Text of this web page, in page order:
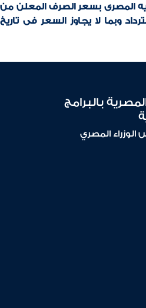
المصرى بسعر الصرف المعلن من
وبما لا يجاوز السعر فى تاريخ
بالبرامج
المصري